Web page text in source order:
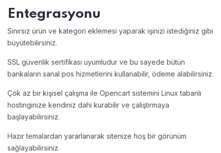
Entegrasyonu
Sınırsız ürün ve kategori eklemesi yaparak işinizi istediğiniz gibi
büyütebilirsiniz.
SSL güvenlik sertifikası uyumludur ve bu sayede bütün
bankaların sanal pos hizmetlerini kullanabilir, ödeme alabilirsiniz.
Çok az bir kişisel çalışma ile Opencart sistemini Linux tabanlı
hostinginize kendiniz dahi kurabilir ve çalıştırmaya
başlayabilirsiniz.
Hazır temalardan yararlanarak sitenize hoş bir görünüm
sağlayabilirsiniz.